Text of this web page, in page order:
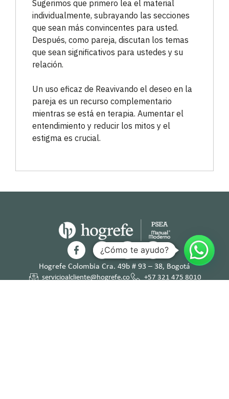
Sugerimos que primero lea el material
individualmente, subrayando las secciones
que sean más convincentes para usted.
Después, como pareja, discutan los temas
que sean significativos para ustedes y su
relación.
Un uso eficaz de Reavivando el deseo en la
pareja es un recurso complementario
mientras se está en terapia. Aumentar el
entendimiento y reducir los mitos y el
estigma es crucial.
Hogrefe Colombia Cra. 49b # 93 – 38, Bogotá
servicioalcliente@hogrefe.co
+57 321 475 8010
¿Cómo te ayudo?